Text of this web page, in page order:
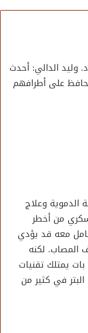
وليد الدالي: أحدث
على أطرافهم
الدموية وعلاج
من أخطر
معه قد يؤدي
المصاب. لكنه
يمتلك تقنيات
في كثير من